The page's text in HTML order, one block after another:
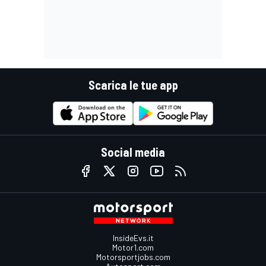
Scarica le tue app
Social media
InsideEvs.it
Motor1.com
Motorsportjobs.com